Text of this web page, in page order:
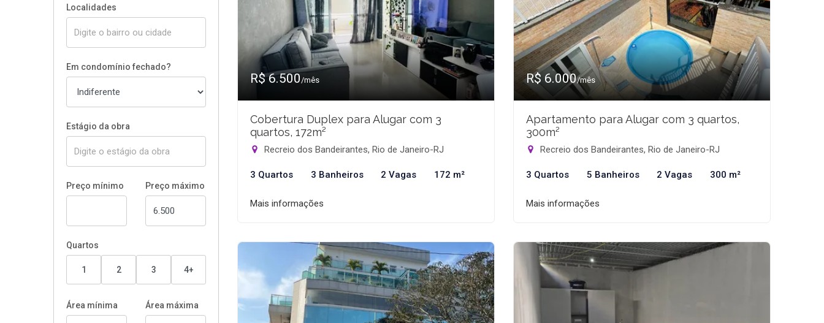
Localidades
Em condomínio fechado?
Estágio da obra
Preço mínimo Preço máximo
Quartos
1 2 3 4+
Área mínima Área máxima
R$ 6.500/mês
Cobertura Duplex para Alugar com 3
quartos, 172m²
Recreio dos Bandeirantes, Rio de Janeiro-RJ
3 Quartos 3 Banheiros 2 Vagas 172 m²
Mais informações
R$ 6.000/mês
Apartamento para Alugar com 3 quartos,
300m²
Recreio dos Bandeirantes, Rio de Janeiro-RJ
3 Quartos 5 Banheiros 2 Vagas 300 m²
Mais informações